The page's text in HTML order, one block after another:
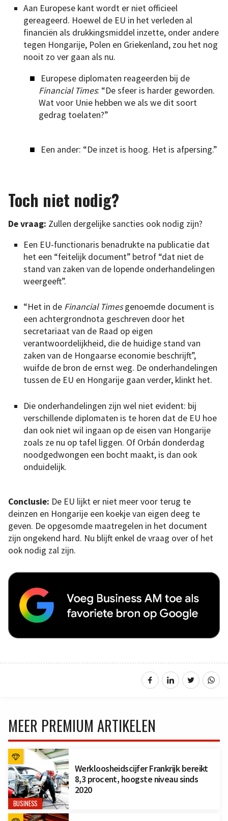
Aan Europese kant wordt er niet officieel
gereageerd. Hoewel de EU in het verleden al
financiën als drukkingsmiddel inzette, onder andere
tegen Hongarije, Polen en Griekenland, zou het nog
nooit zo ver gaan als nu.
Europese diplomaten reageerden bij de
Financial Times: “De sfeer is harder geworden.
Wat voor Unie hebben we als we dit soort
gedrag toelaten?”
Een ander: “De inzet is hoog. Het is afpersing.”
Toch niet nodig?
De vraag: Zullen dergelijke sancties ook nodig zijn?
Een EU-functionaris benadrukte na publicatie dat
het een “feitelijk document” betrof “dat niet de
stand van zaken van de lopende onderhandelingen
weergeeft”.
“Het in de Financial Timesgenoemde document is
een achtergrondnota geschreven door het
secretariaat van de Raad op eigen
verantwoordelijkheid, die de huidige stand van
zaken van de Hongaarse economie beschrijft”,
wuifde de bron de ernst weg. De onderhandelingen
tussen de EU en Hongarije gaan verder, klinkt het.
Die onderhandelingen zijn wel niet evident: bij
verschillende diplomaten is te horen dat de EU hoe
dan ook niet wil ingaan op de eisen van Hongarije
zoals ze nu op tafel liggen. Of Orbán donderdag
noodgedwongen een bocht maakt, is dan ook
onduidelijk.
Conclusie: De EU lijkt er niet meer voor terug te
deinzen en Hongarije een koekje van eigen deeg te
geven. De opgesomde maatregelen in het document
zijn ongekend hard. Nu blijft enkel de vraag over of het
ook nodig zal zijn.
MEER PREMIUM ARTIKELEN
BUSINESS
Werkloosheidscijfer Frankrijk bereikt
8,3 procent, hoogste niveau sinds
2020